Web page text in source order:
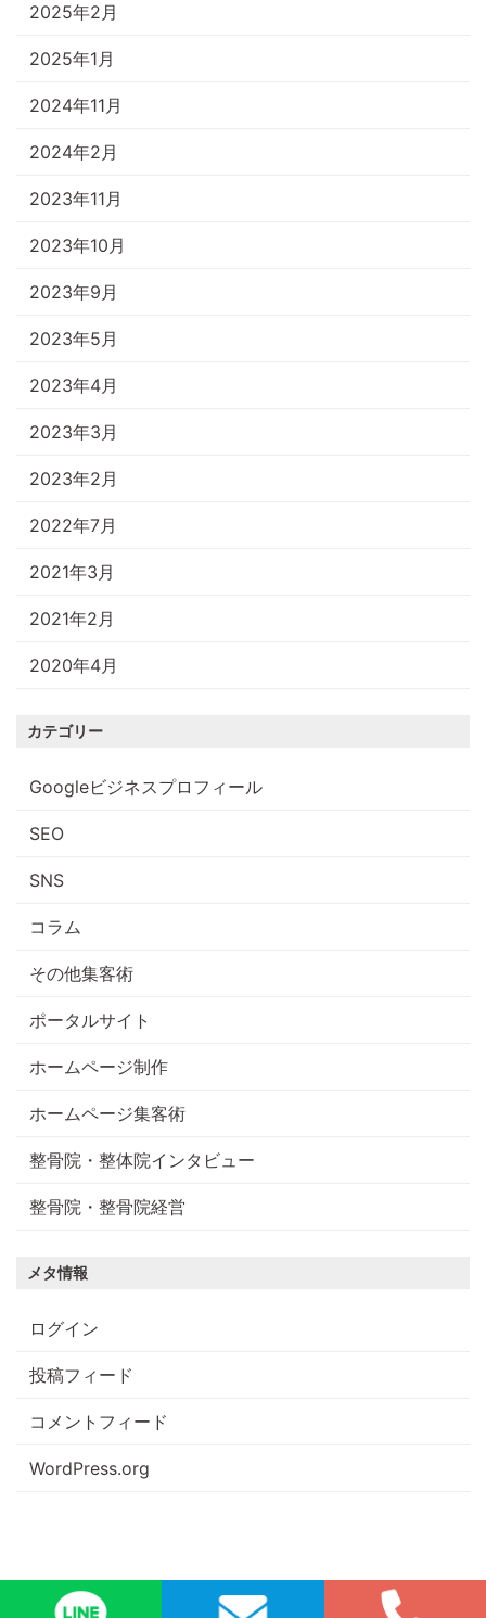
2025年2月
2025年1月
2024年11月
2024年2月
2023年11月
2023年10月
2023年9月
2023年5月
2023年4月
2023年3月
2023年2月
2022年7月
2021年3月
2021年2月
2020年4月
カテゴリー
Googleビジネスプロフィール
SEO
SNS
コラム
その他集客術
ポータルサイト
ホームページ制作
ホームページ集客術
整骨院・整体院インタビュー
整骨院・整骨院経営
メタ情報
ログイン
投稿フィード
コメントフィード
WordPress.org